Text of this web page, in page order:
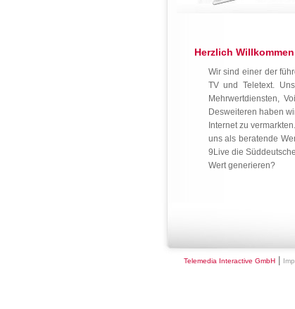
Herzlich
Wir sind einer der
TV und Teletext.
Mehrwertdiensten,
Desweiteren haben
Internet zu
uns als beratende
9Live die
Wert generieren?
Telemedia Interactive GmbH|